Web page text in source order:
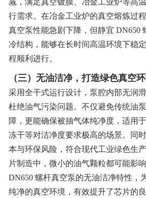
行需求。在冶金工业炉的真空熔炼过
真空泵性能急剧下降，但静宜 DN650
冷结构，能够在长时间高温环境下稳
程顺利进行。
（三）无油洁净，打造绿色真空
采用全干式运行设计，泵腔内部无润
杜绝油气污染问题。不仅避免传统油
障，更能确保被抽气体纯净度，适用
冻干等对洁净度要求极高的场景。同
本与环保风险，符合现代工业绿色生
片制造中，微小的油气颗粒都可能影
DN650 螺杆真空泵的无油洁净特性，
纯净的真空环境，有效提升了芯片的良